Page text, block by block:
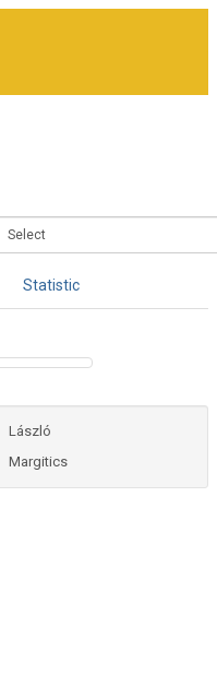
Statistic
László
Margitics